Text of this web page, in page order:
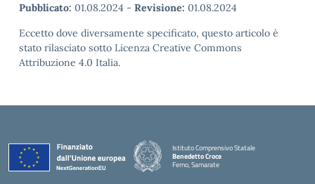
Pubblicato: 01.08.2024 - Revisione: 01.08.2024
Eccetto dove diversamente specificato, questo articolo è
stato rilasciato sotto Licenza Creative Commons
Attribuzione 4.0 Italia.
Istituto Comprensivo Statale
Benedetto Croce
Ferno, Samarate